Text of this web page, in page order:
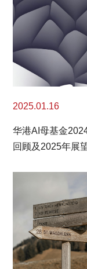
2025.01.16
华港AI母基金
回顾及2025年展